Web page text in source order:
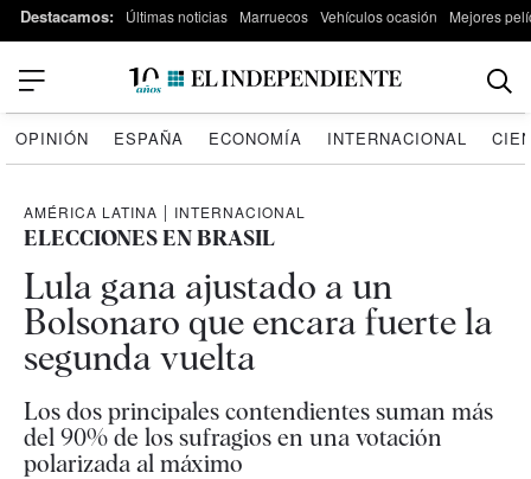
Destacamos: Últimas noticias Marruecos Vehículos ocasión Mejores
OPINIÓN ESPAÑA ECONOMÍA INTERNACIONAL
AMÉRICA LATINA | INTERNACIONAL
ELECCIONES EN BRASIL
Lula gana ajustado a un
Bolsonaro que encara fuerte la
segunda vuelta
Los dos principales contendientes suman más
del 90% de los sufragios en una votación
polarizada al máximo